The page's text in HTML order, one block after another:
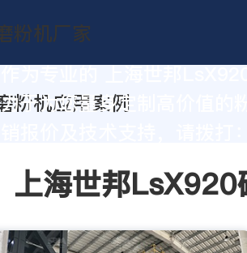
力于为您量身定制高价值的
上海世邦LsX920